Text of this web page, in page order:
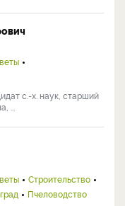
с.-х. наук, старший
Строительство
Пчеловодство